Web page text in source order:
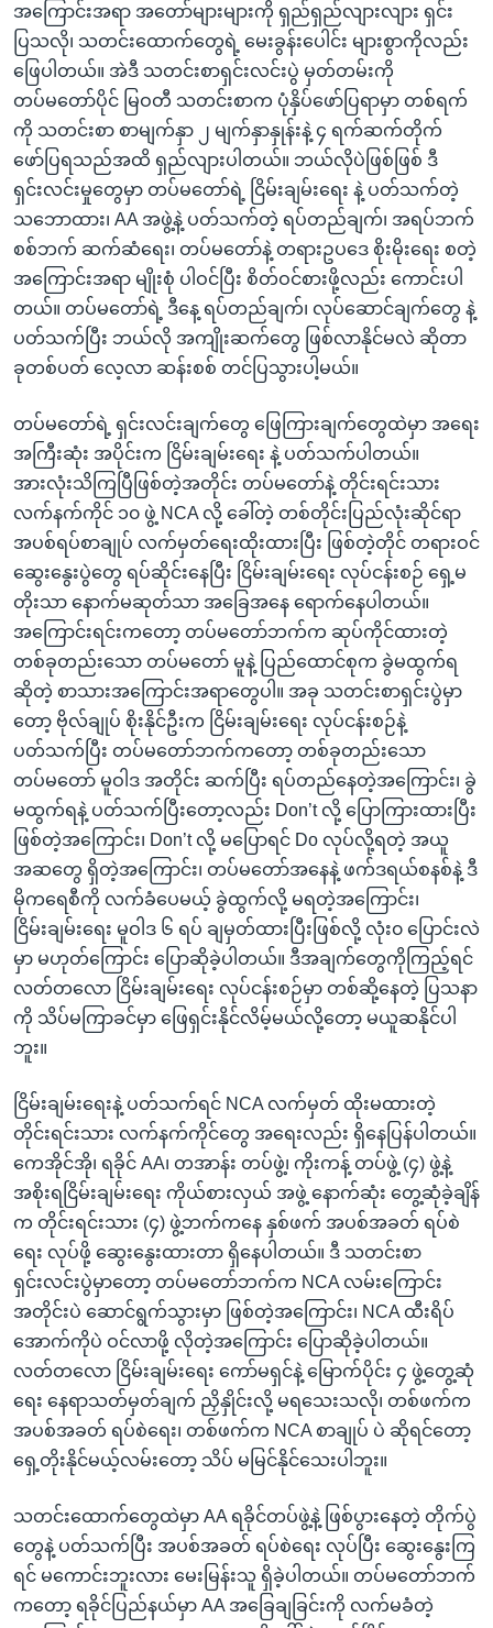
ရန်အကြောင်းအရာ အတော်များများကို ရှည်ရှည်လျားလျား ရှင်း
ပြသလို၊ သတင်းထောက်တွေရဲ့ မေးခွန်းပေါင်း များစွာကိုလည်း
ဖြေပါတယ်။ အဲဒီ သတင်းစာရှင်းလင်းပွဲ မှတ်တမ်းကို
တပ်မတော်ပိုင် မြဝတီ သတင်းစာက ပုံနှိပ်ဖော်ပြရာမှာ တစ်ရက်
ကို သတင်းစာ စာမျက်နှာ ၂ မျက်နှာနှုန်းနဲ့ ၄ ရက်ဆက်တိုက်
ဖော်ပြရသည်အထိ ရှည်လျားပါတယ်။ ဘယ်လိုပဲဖြစ်ဖြစ် ဒီ
ရှင်းလင်းမှုတွေမှာ တပ်မတော်ရဲ့ ငြိမ်းချမ်းရေး နဲ့ ပတ်သက်တဲ့
သဘောထား၊ AA အဖွဲ့နဲ့ ပတ်သက်တဲ့ ရပ်တည်ချက်၊ အရပ်ဘက်
စစ်ဘက် ဆက်ဆံရေး၊ တပ်မတော်နဲ့ တရားဥပဒေ စိုးမိုးရေး စတဲ့
အကြောင်းအရာ မျိုးစုံ ပါဝင်ပြီး စိတ်ဝင်စားဖို့လည်း ကောင်းပါ
တယ်။ တပ်မတော်ရဲ့ ဒီနေ့ ရပ်တည်ချက်၊ လုပ်ဆောင်ချက်တွေ နဲ့
ပတ်သက်ပြီး ဘယ်လို အကျိုးဆက်တွေ ဖြစ်လာနိုင်မလဲ ဆိုတာ
ခုတစ်ပတ် လေ့လာ ဆန်းစစ် တင်ပြသွားပါ့မယ်။
တပ်မတော်ရဲ့ ရှင်းလင်းချက်တွေ ဖြေကြားချက်တွေထဲမှာ အရေး
အကြီးဆုံး အပိုင်းက ငြိမ်းချမ်းရေး နဲ့ ပတ်သက်ပါတယ်။
အားလုံးသိကြပြီဖြစ်တဲ့အတိုင်း တပ်မတော်နဲ့ တိုင်းရင်းသား
လက်နက်ကိုင် ၁၀ ဖွဲ့ NCA လို့ ခေါ်တဲ့ တစ်တိုင်းပြည်လုံးဆိုင်ရာ
အပစ်ရပ်စာချုပ် လက်မှတ်ရေးထိုးထားပြီး ဖြစ်တဲ့တိုင် တရားဝင်
ဆွေးနွေးပွဲတွေ ရပ်ဆိုင်းနေပြီး ငြိမ်းချမ်းရေး လုပ်ငန်းစဉ် ရှေ့မ
တိုးသာ နောက်မဆုတ်သာ အခြေအနေ ရောက်နေပါတယ်။
အကြောင်းရင်းကတော့ တပ်မတော်ဘက်က ဆုပ်ကိုင်ထားတဲ့
တစ်ခုတည်းသော တပ်မတော် မူနဲ့ ပြည်ထောင်စုက ခွဲမထွက်ရ
ဆိုတဲ့ စာသားအကြောင်းအရာတွေပါ။ အခု သတင်းစာရှင်းပွဲမှာ
တော့ ဗိုလ်ချုပ် စိုးနိုင်ဦးက ငြိမ်းချမ်းရေး လုပ်ငန်းစဉ်နဲ့
ပတ်သက်ပြီး တပ်မတော်ဘက်ကတော့ တစ်ခုတည်းသော
တပ်မတော် မူဝါဒ အတိုင်း ဆက်ပြီး ရပ်တည်နေတဲ့အကြောင်း၊ ခွဲ
မထွက်ရနဲ့ ပတ်သက်ပြီးတော့လည်း Don’t လို့ ပြောကြားထားပြီး
ဖြစ်တဲ့အကြောင်း၊ Don’t လို့ မပြောရင် Do လုပ်လို့ရတဲ့ အယူ
အဆတွေ ရှိတဲ့အကြောင်း၊ တပ်မတော်အနေနဲ့ ဖက်ဒရယ်စနစ်နဲ့ ဒီ
မိုကရေစီကို လက်ခံပေမယ့် ခွဲထွက်လို့ မရတဲ့အကြောင်း၊
ငြိမ်းချမ်းရေး မူဝါဒ ၆ ရပ် ချမှတ်ထားပြီးဖြစ်လို့ လုံး၀ ပြောင်းလဲ
မှာ မဟုတ်ကြောင်း ပြောဆိုခဲ့ပါတယ်။ ဒီအချက်တွေကိုကြည့်ရင်
လတ်တလော ငြိမ်းချမ်းရေး လုပ်ငန်းစဉ်မှာ တစ်ဆို့နေတဲ့ ပြသနာ
ကို သိပ်မကြာခင်မှာ ဖြေရှင်းနိုင်လိမ့်မယ်လို့တော့ မယူဆနိုင်ပါ
ဘူး။
ငြိမ်းချမ်းရေးနဲ့ ပတ်သက်ရင် NCA လက်မှတ် ထိုးမထားတဲ့
တိုင်းရင်းသား လက်နက်ကိုင်တွေ အရေးလည်း ရှိနေပြန်ပါတယ်။
ကေအိုင်အို၊ ရခိုင် AA၊ တအာန်း တပ်ဖွဲ့၊ ကိုးကန့် တပ်ဖွဲ့ (၄) ဖွဲ့နဲ့
အစိုးရငြိမ်းချမ်းရေး ကိုယ်စားလှယ် အဖွဲ့ နောက်ဆုံး တွေ့ဆုံခဲ့ချိန်
က တိုင်းရင်းသား (၄) ဖွဲ့ဘက်ကနေ နှစ်ဖက် အပစ်အခတ် ရပ်စဲ
ရေး လုပ်ဖို့ ဆွေးနွေးထားတာ ရှိနေပါတယ်။ ဒီ သတင်းစာ
ရှင်းလင်းပွဲမှာတော့ တပ်မတော်ဘက်က NCA လမ်းကြောင်း
အတိုင်းပဲ ဆောင်ရွက်သွားမှာ ဖြစ်တဲ့အကြောင်း၊ NCA ထီးရိပ်
အောက်ကိုပဲ ဝင်လာဖို့ လိုတဲ့အကြောင်း ပြောဆိုခဲ့ပါတယ်။
လတ်တလော ငြိမ်းချမ်းရေး ကော်မရှင်နဲ့ မြောက်ပိုင်း ၄ ဖွဲ့တွေ့ဆုံ
ရေး နေရာသတ်မှတ်ချက် ညှိနှိုင်းလို့ မရသေးသလို၊ တစ်ဖက်က
အပစ်အခတ် ရပ်စဲရေး၊ တစ်ဖက်က NCA စာချုပ် ပဲ ဆိုရင်တော့
ရှေ့တိုးနိုင်မယ့်လမ်းတော့ သိပ် မမြင်နိုင်သေးပါဘူး။
သတင်းထောက်တွေထဲမှာ AA ရခိုင်တပ်ဖွဲ့နဲ့ ဖြစ်ပွားနေတဲ့ တိုက်ပွဲ
တွေနဲ့ ပတ်သက်ပြီး အပစ်အခတ် ရပ်စဲရေး လုပ်ပြီး ဆွေးနွေးကြ
ရင် မကောင်းဘူးလား မေးမြန်းသူ ရှိခဲ့ပါတယ်။ တပ်မတော်ဘက်
ကတော့ ရခိုင်ပြည်နယ်မှာ AA အခြေချခြင်းကို လက်မခံတဲ့